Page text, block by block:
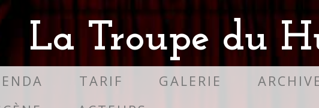
La Troupe du
TARIF GALERIE